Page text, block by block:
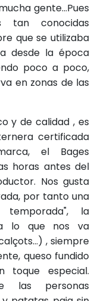
gente...Pues
conocidas
que se utilizaba
desde la época
poco a poco,
en zonas de las
y de calidad , es
certificada
el Bages
horas antes del
Nos gusta
por tanto una
la
lo que nos va
, siempre
queso fundido
toque especial.
las personas